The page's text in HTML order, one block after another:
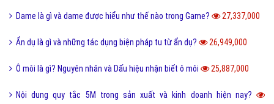
Dame là gì và dame được hiểu như thế nào trong Game? 27,337,000
Ẩn dụ là gì và những tác dụng biện pháp tu từ ẩn dụ? 26,949,000
Ô môi là gì? Nguyên nhân và Dấu hiệu nhận biết ô môi 25,887,000
Nội dung quy tắc 5M trong sản xuất và kinh doanh hiện nay?